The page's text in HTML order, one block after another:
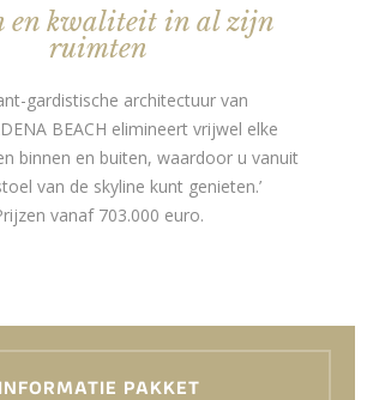
en kwaliteit in al zijn
ruimten
gardistische architectuur van
BEACH elimineert vrijwel elke
binnen en buiten, waardoor u vanuit
van de skyline kunt genieten.’
vanaf 703.000 euro.
INFORMATIE PAKKET